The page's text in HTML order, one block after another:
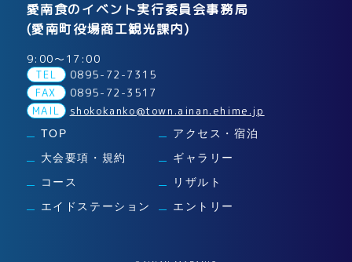
愛南食のイベント実行委員会事務局
(愛南町役場商工観光課内)
9:00～17:00
TEL
0895-72-7315
FAX
0895-72-3517
MAIL
shokokanko@town.ainan.ehime.jp
TOP
大会要項・規約
コース
エイドステーション
アクセス・宿泊
ギャラリー
リザルト
エントリー